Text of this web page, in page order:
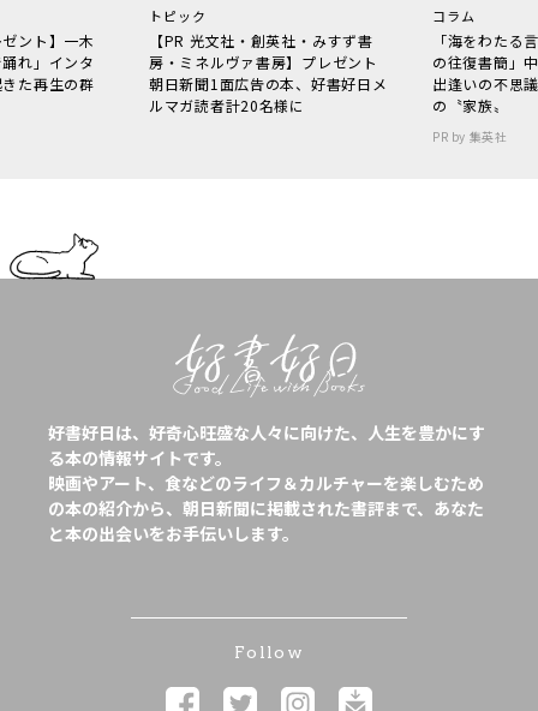
ント】一木
れ」インタ
た再生の群
トピック
【PR 光文社・創英社・みすず書
房・ミネルヴァ書房】プレゼント
朝日新聞1面広告の本、好書好日メ
ルマガ読者計20名様に
コラム
「海をわた
の往復書簡」
出逢いの不思
の〝家族〟
PR by 集英社
好書好日は、好奇心旺盛な人々に向けた、人生を豊かにす
る本の情報サイトです。
映画やアート、食などのライフ＆カルチャーを楽しむため
の本の紹介から、朝日新聞に掲載された書評まで、あなた
と本の出会いをお手伝いします。
Follow